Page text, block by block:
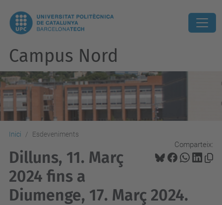
Campus Nord
Inici Esdeveniments
Comparteix:
Dilluns, 11. Març
2024 fins a
Diumenge, 17. Març 2024.